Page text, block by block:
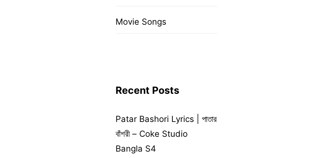
Movie Songs
Recent Posts
Patar Bashori Lyrics | পাতার
বাঁশরী – Coke Studio
Bangla S4